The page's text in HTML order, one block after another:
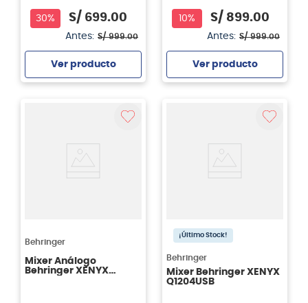
30% S/ 699.00
Antes: S/ 999.00
Ver producto
10% S/ 899.00
Antes: S/ 999.00
Ver producto
Behringer
Mixer Análogo
Behringer XENYX
¡Último Stock!
Behringer
Mixer Behringer XENYX
Q1204USB